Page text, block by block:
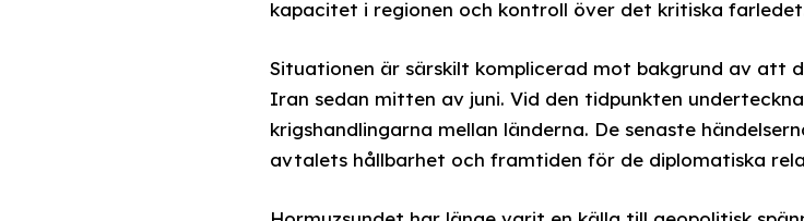
kapacitet i regionen och kontroll över det kritiska
Situationen är särskilt komplicerad mot bakgrund av att
Iran sedan mitten av juni. Vid den tidpunkten
krigshandlingarna mellan länderna. De senaste
avtalets hållbarhet och framtiden för de diplomatiska